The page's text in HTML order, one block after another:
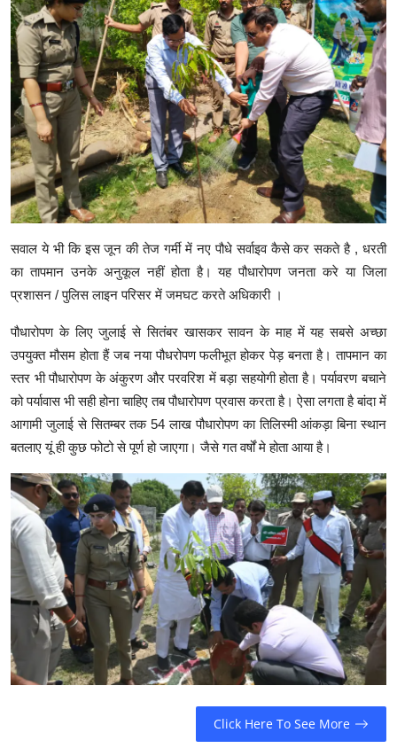
सवाल ये भी कि इस जून की तेज गर्मी में नए पौधे सर्वाइव कैसे कर सकते है , धरती
का तापमान उनके अनुकूल नहीं होता है। यह पौधारोपण जनता करे या जिला
प्रशासन / पुलिस लाइन परिसर में जमघट करते अधिकारी ।
पौधारोपण के लिए जुलाई से सितंबर खासकर सावन के माह में यह सबसे अच्छा
उपयुक्त मौसम होता हैं जब नया पौधरोपण फलीभूत होकर पेड़ बनता है। तापमान का
स्तर भी पौधारोपण के अंकुरण और परवरिश में बड़ा सहयोगी होता है। पर्यावरण बचाने
को पर्यावास भी सही होना चाहिए तब पौधारोपण प्रवास करता है। ऐसा लगता है बांदा में
आगामी जुलाई से सितम्बर तक 54 लाख पौधारोपण का तिलिस्मी आंकड़ा बिना स्थान
बतलाए यूं ही कुछ फोटो से पूर्ण हो जाएगा। जैसे गत वर्षों मे होता आया है।
Click Here To See More